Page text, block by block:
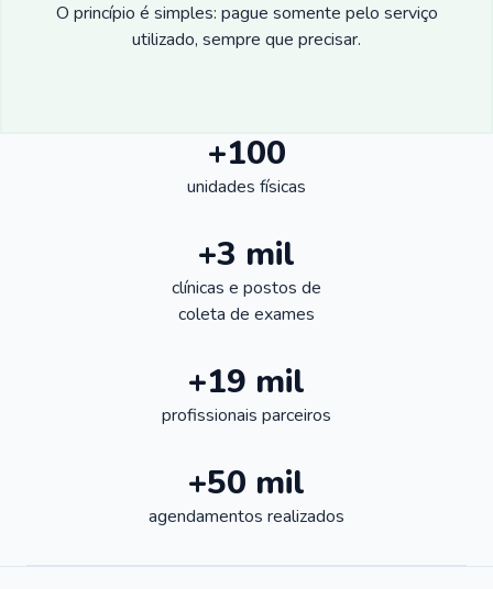
O princípio é simples: pague somente pelo serviço
utilizado, sempre que precisar.
+100
unidades físicas
+3 mil
clínicas e postos de
coleta de exames
+19 mil
profissionais parceiros
+50 mil
agendamentos realizados